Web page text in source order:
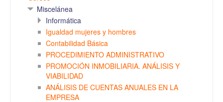
Miscelánea
Informática
Igualdad mujeres y hombres
Contabilidad Básica
PROCEDIMIENTO ADMINISTRATIVO
PROMOCIÓN INMOBILIARIA. ANÁLISIS Y
VIABILIDAD
ANÁLISIS DE CUENTAS ANUALES EN LA
EMPRESA